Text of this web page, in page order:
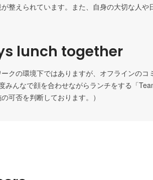
整えられています。また、自身の大切な人や
lunch together
ークの環境下ではありますが、オフラインの
みんなで顔を合わせながらランチをする「
可否を判断しております。）